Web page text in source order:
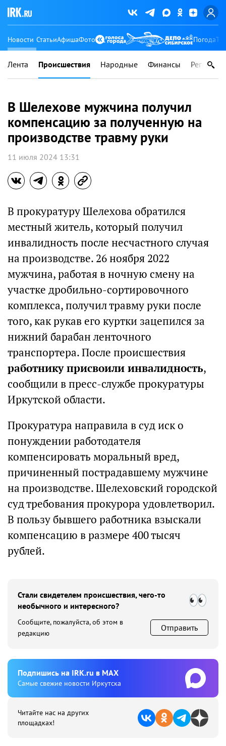
Новости СтатьиАфишаФото Погода
Лента Происшествия Народные Финансы Регионы
В Шелехове мужчина получил
компенсацию за полученную на
производстве травму руки
11 июля 2024 13:31
В прокуратуру Шелехова обратился
местный житель, который получил
инвалидность после несчастного случая
на производстве. 26 ноября 2022
мужчина, работая в ночную смену на
участке дробильно-сортировочного
комплекса, получил травму руки после
того, как рукав его куртки зацепился за
нижний барабан ленточного
транспортера. После происшествия
работнику присвоили инвалидность,
сообщили в пресс-службе прокуратуры
Иркутской области.
Прокуратура направила в суд иск о
понуждении работодателя
компенсировать моральный вред,
причиненный пострадавшему мужчине
на производстве. Шелеховский городской
суд требования прокурора удовлетворил.
В пользу бывшего работника взыскали
компенсацию в размере 400 тысяч
рублей.
Стали свидетелем происшествия, чего-то
необычного и интересного?
Сообщите, пожалуйста, об этом в
редакцию
Отправить
Подпишиcь на IRK.ru в MAX
Cамые свежие новости Иркутска
Читайте нас на других
площадках!